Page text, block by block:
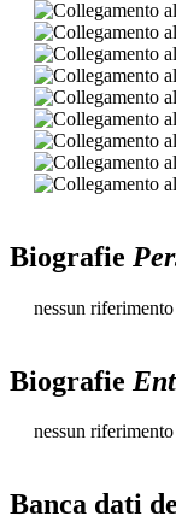
Biografie
nessun
Biografie
nessun
Banca dati